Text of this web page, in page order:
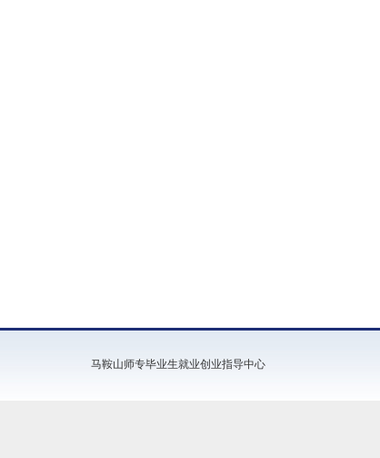
马鞍山师专毕业生就业创业指导中心